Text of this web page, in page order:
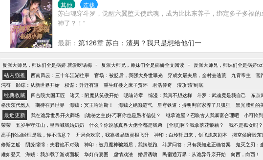
其他 连载
苏白魂穿斗罗，觉醒六翼堕天使武魂，成为比比东养子，绑定多子多福
神了？！”
最新： 第126章 苏白：渣男？我只是想给他们一
反派大师兄，师妹们全是病娇 就爱吃话梅 - 反派大师兄，师妹们全是病娇全文阅读 - 反派大师兄，师妹们全是病娇
站内强推 西南风云：三十年江湖往事 官场：被贬后，我强大身世曝光 穿成女屠夫后，全村去逃荒 九霄帝主 官
沌符
影综：从新世界开始 权谋：升迁有道 重生红楼之庶子贾环 君浩传奇 渣攻‘渣’到底
经典收藏 四合院大国工匠 诸天：附魔从笑傲开始 呢喃诗章 综漫：我真不想这样 斗罗：武魂竟是我自己 东京
格沃茨代氪人
期待在异世界 海贼：冥王哈迪斯！ 海贼之绝巅霸气 星穹铁道：持明判官家养了只狐狸 黑光咸鱼的
最近更新 我在诡异世界开火葬场 [诡秘之主]好巧啊你也是愚者信徒？ 继承诡屋？召唤古人我暴富合理吧 小可怜
荣荣
五岁半守江山，皇帝喊我姑奶奶 什么？你说修真界大佬全都是我弟 [全职]啊？我拿落花狼藉？ 我不是孤女吗
高手]轮回经理是我，你不满意？
开局合欢宗，我靠极品饭灵根飞升 神印：白玲轩归来，创飞炮灰剧本 搬空侯府毁东
修斯之船
阴缘绵绵：夫君他不对劲 神印：被月魔神骗婚后，我揣崽跑 斗罗问答：只有我知道正确答案 鬼灭之刃：
难如登天
海贼：我加载了游戏面板 华灯侍宴图 虚情戏法 婚后诱吻 民宿通万界：从诡异寻亲开始 向西，向西！